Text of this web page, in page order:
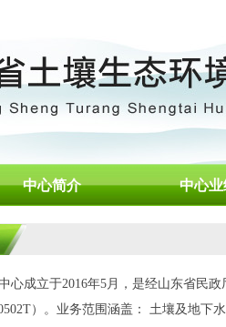
中心简介 中心业
成立于2016年5月，是经山东省民政
）。业务范围涵盖： 土壤及地下